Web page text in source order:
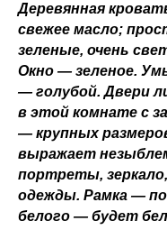
Деревянная
свежее масло;
зеленые, очень
Окно — зеленое.
— голубой. Двери
в этой комнате с
— крупных
выражает
портреты,
одежды. Рамка —
белого — будет